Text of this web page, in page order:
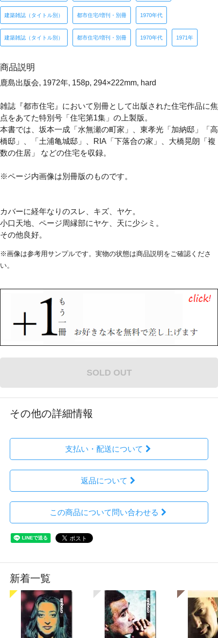
建築雑誌（タイトル別） 都市住宅/増刊・別冊 1970年代
建築雑誌（タイトル別） 都市住宅/増刊・別冊 1970年代 1971年
商品説明
鹿島出版会, 1972年, 158p, 294×222mm, hard
雑誌『都市住宅』において別冊として出版された住宅作品に焦
点をあてた特別号「住宅第1集」の上製版。
本書では、坂本一成「水無瀬の町家」、東孝光「加納邸」「高
橋邸」、「土浦亀城邸」、RIA「下落合の家」、大橋晃朗「複
数の住居」 などの住宅を収録。
※ページ内画像は別冊版のものです。
カバーに経年なりのスレ、キズ、ヤケ。
小口天地、ページ周縁部にヤケ、天に少シミ。
その他良好。
※画像は参考用サンプルです。実物の状態は商品説明をご確認くださ
い。
SOLD OUT
その他の詳細情報
支払い・配送について
返品について
この商品について問い合わせる
新着一覧